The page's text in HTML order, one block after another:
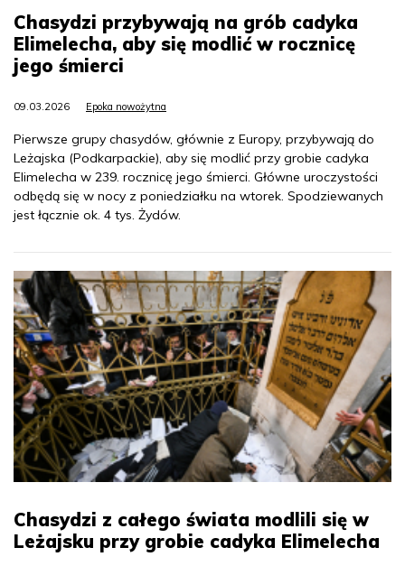
Chasydzi przybywają na grób cadyka
Elimelecha, aby się modlić w rocznicę
jego śmierci
09.03.2026 Epoka nowożytna
Pierwsze grupy chasydów, głównie z Europy, przybywają do
Leżajska (Podkarpackie), aby się modlić przy grobie cadyka
Elimelecha w 239. rocznicę jego śmierci. Główne uroczystości
odbędą się w nocy z poniedziałku na wtorek. Spodziewanych
jest łącznie ok. 4 tys. Żydów.
Chasydzi z całego świata modlili się w
Leżajsku przy grobie cadyka Elimelecha